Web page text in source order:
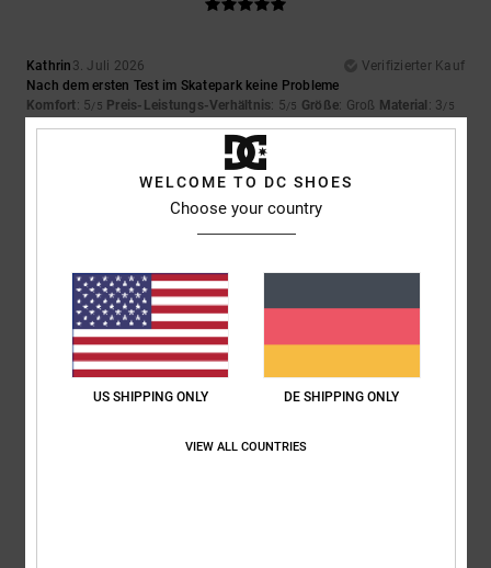
Kathrin 3. Juli 2026
Verifizierter Kauf
Nach dem ersten Test im Skatepark keine Probleme
Komfort: 5/5 Preis-Leistungs-Verhältnis: 5/5 Größe: Groß Material : 3/5
Farbe: 5/5
5/5
29. Juni 2026
Sie sind so bequem, dass ich sie seitdem ich sie habe jeden Tag trage.
Original anzeigen - English
Komfort: 5/5 Preis-Leistungs-Verhältnis
Ich empfehle dieses Produkt
WELCOME TO DC SHOES
Choose your country
US SHIPPING ONLY DE SHIPPING ONLY
VIEW ALL COUNTRIES